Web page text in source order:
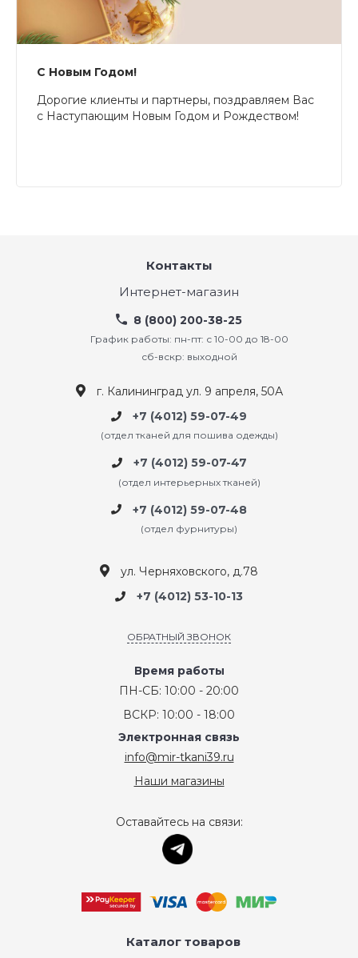
С Новым Годом!
Дорогие клиенты и партнеры, поздравляем Вас
с Наступающим Новым Годом и Рождеством!
Контакты
Интернет-магазин
8 (800) 200-38-25
График работы: пн-пт: с 10-00 до 18-00
сб-вскр: выходной
г. Калининград ул. 9 апреля, 50А
+7 (4012) 59-07-49
(отдел тканей для пошива одежды)
+7 (4012) 59-07-47
(отдел интерьерных тканей)
+7 (4012) 59-07-48
(отдел фурнитуры)
ул. Черняховского, д.78
+7 (4012) 53-10-13
ОБРАТНЫЙ ЗВОНОК
Время работы
ПН-СБ: 10:00 - 20:00
ВСКР: 10:00 - 18:00
Электронная связь
info@mir-tkani39.ru
Наши магазины
Оставайтесь на связи:
Каталог товаров